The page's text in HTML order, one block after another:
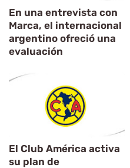
En una entrevista con
Marca, el internacional
argentino ofreció una
evaluación
El Club América activa
su plan de